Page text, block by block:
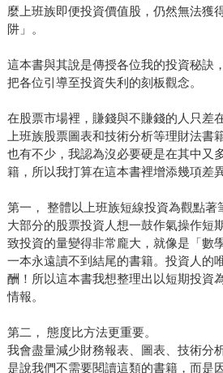
麼上班族即便投資價值股，仍然無法獲
阱」。
這本書與其說是傳授各位我的投資秘訣
把各位引導至投資失利的刻板觀念。
在股票市場裡，賺錢與不賺錢的人只差
上班族股票圖表和技術分析等理財法書
也有不少，我認為沒必要硬是在其中又
籍，所以我打算在這本書裡增添幾項差異
第一， 整體以上班族短線投資為觀點著
大部分的股票投資人想一鼓作氣操作短
致投資的量變得非常龐大，就像是「數
一本永遠讀不到結尾的書籍。投資人
酬！所以這本書我想整理出以短期投資
情報。
第二， 態度比方法更重要。
我會盡量減少財務報表、圖表、技術分
是說我們不需要閱讀這類的書籍，而是